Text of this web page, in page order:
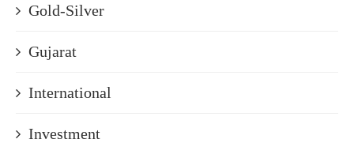
Gold-Silver
Gujarat
International
Investment